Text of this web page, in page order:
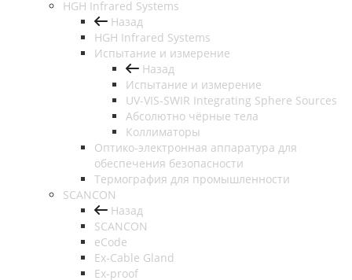
HGH Infrared Systems
Назад
HGH Infrared Systems
Испытание и измерение
Назад
Испытание и измерение
UV-VIS-SWIR Integrating Sphere Sources
Абсолютно чёрные тела
Коллиматоры
Оптико-электронная аппаратура для
обеспечения безопасности
Термография для промышленности
SCANCON
Назад
SCANCON
eCode
Ex-Cable Gland
Ex-proof